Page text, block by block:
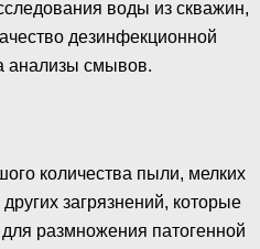
воды из скважин,
дезинфекционной
анализы смывов.
количества пыли, мелких
загрязнений, которые
размножения патогенной